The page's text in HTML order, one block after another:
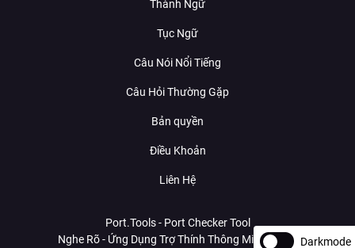
Thành Ngữ
Tục Ngữ
Câu Nói Nổi Tiếng
Câu Hỏi Thường Gặp
Bản quyền
Điều Khoản
Liên Hệ
Port.Tools - Port Checker Tool
Nghe Rõ - Ứng Dụng Trợ Thính Thông Minh Với AI Darkmode